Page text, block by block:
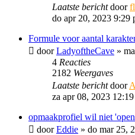
Laatste berichtdoor
do apr 20, 2023 9:29
Formule voor aantal
doorLadyoftheCave »
4 Reacties
2182 Weergaves
Laatste berichtdoor
za apr 08, 2023
opmaakprofiel wil niet
doorEddie » do mar 25,